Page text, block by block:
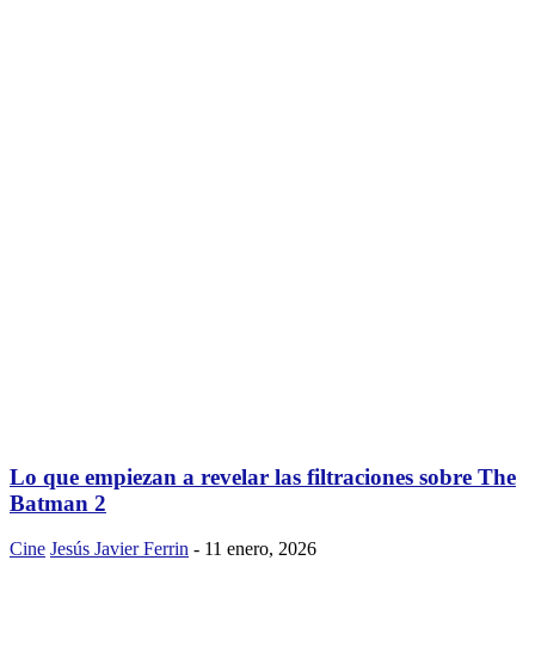
Lo que empiezan a revelar las filtraciones sobre The
Batman 2
Cine Jesús Javier Ferrin - 11 enero, 2026